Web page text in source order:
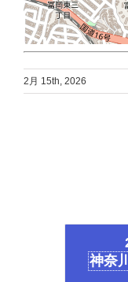
2月 15th, 2026
神奈